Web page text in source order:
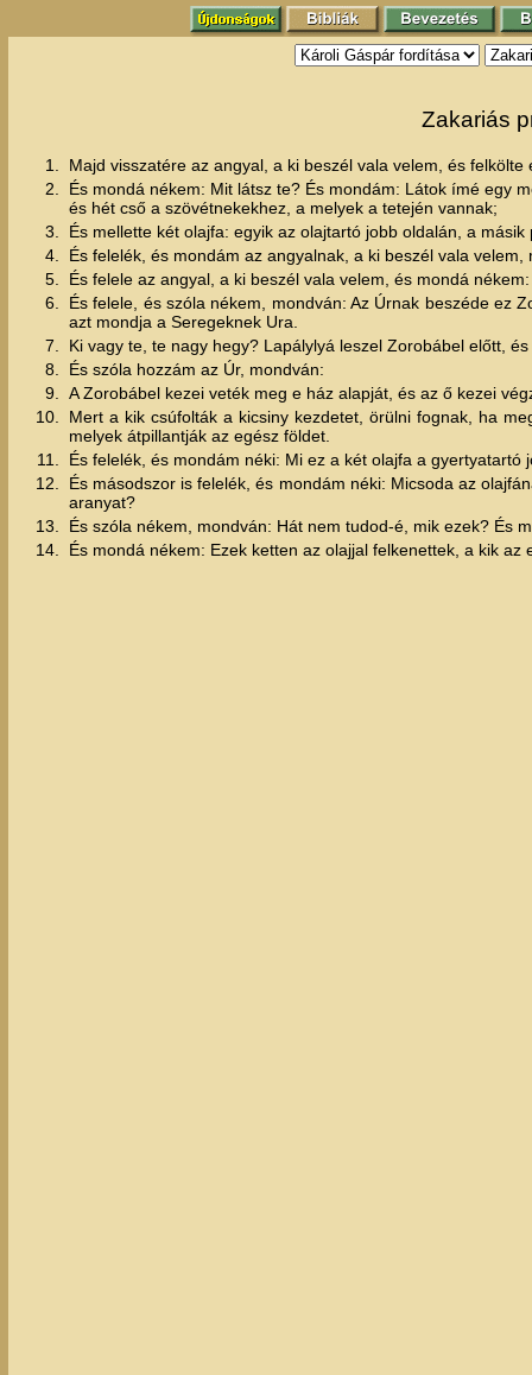
Zakariás
1.
Majd visszatére az angyal, a ki beszél vala velem, és
2.
És mondá nékem: Mit látsz te? És mondám: Látok ímé egy
és hét cső a szövétnekekhez, a melyek a tetején vannak;
3.
És mellette két olajfa: egyik az olajtartó jobb oldalán, a
4.
És felelék, és mondám az angyalnak, a ki beszél vala
5.
És felele az angyal, a ki beszél vala velem, és mondá
6.
És felele, és szóla nékem, mondván: Az Úrnak beszéde ez
azt mondja a Seregeknek Ura.
7.
Ki vagy te, te nagy hegy? Lapálylyá leszel Zorobábel előtt,
8.
És szóla hozzám az Úr, mondván:
9.
A Zorobábel kezei veték meg e ház alapját, és az ő kezei
10.
Mert a kik csúfolták a kicsiny kezdetet, örülni fognak, ha
melyek átpillantják az egész földet.
11.
És felelék, és mondám néki: Mi ez a két olajfa a gyertyatartó
12.
És másodszor is felelék, és mondám néki: Micsoda az
aranyat?
13.
És szóla nékem, mondván: Hát nem tudod-é, mik ezek? És
14.
És mondá nékem: Ezek ketten az olajjal felkenettek, a kik az